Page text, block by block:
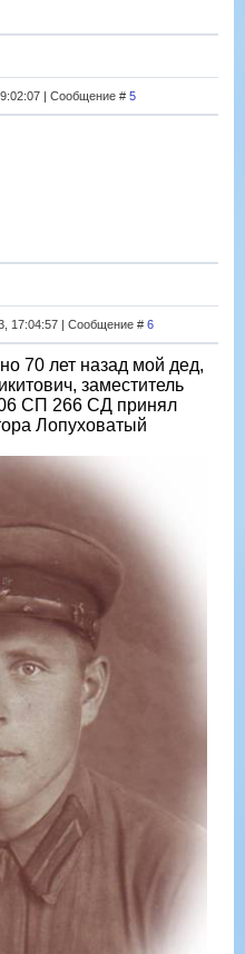
| Сообщение # 5
17:04:57 | Сообщение # 6
70 лет назад мой дед,
заместитель
СП 266 СД принял
Лопуховатый